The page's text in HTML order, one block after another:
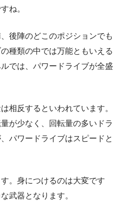
ね。
後陣のどこのポジションでも
種類の中では万能ともいえる
では、パワードライブが全盛
相反するといわれています。
が少なく、回転量の多いドラ
パワードライブはスピードと
。身につけるのは大変です
武器となります。